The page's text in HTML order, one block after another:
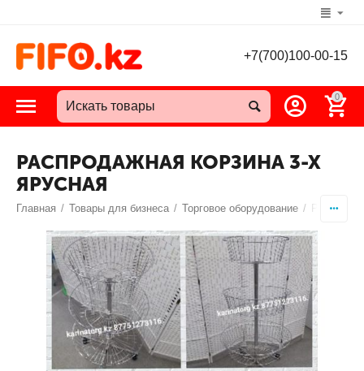
+7(700)100-00-15
0
РАСПРОДАЖНАЯ КОРЗИНА 3-Х
ЯРУСНАЯ
Главная / Товары для бизнеса / Торговое оборудование /